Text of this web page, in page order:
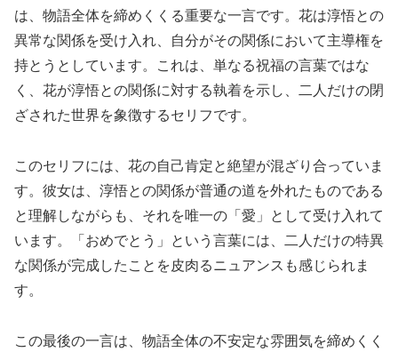
は、物語全体を締めくくる重要な一言です。花は淳悟との
異常な関係を受け入れ、自分がその関係において主導権を
持とうとしています。これは、単なる祝福の言葉ではな
く、花が淳悟との関係に対する執着を示し、二人だけの閉
ざされた世界を象徴するセリフです。
このセリフには、花の自己肯定と絶望が混ざり合っていま
す。彼女は、淳悟との関係が普通の道を外れたものである
と理解しながらも、それを唯一の「愛」として受け入れて
います。「おめでとう」という言葉には、二人だけの特異
な関係が完成したことを皮肉るニュアンスも感じられま
す。
この最後の一言は、物語全体の不安定な雰囲気を締めくく